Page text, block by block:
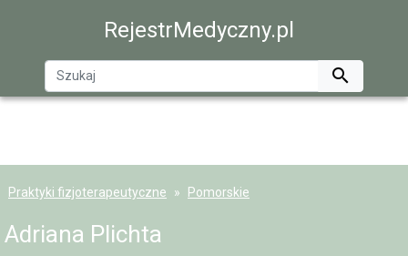
RejestrMedyczny.pl

Praktyki fizjoterapeutyczne Pomorskie
Adriana Plichta